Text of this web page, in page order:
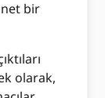
bir
olarak,